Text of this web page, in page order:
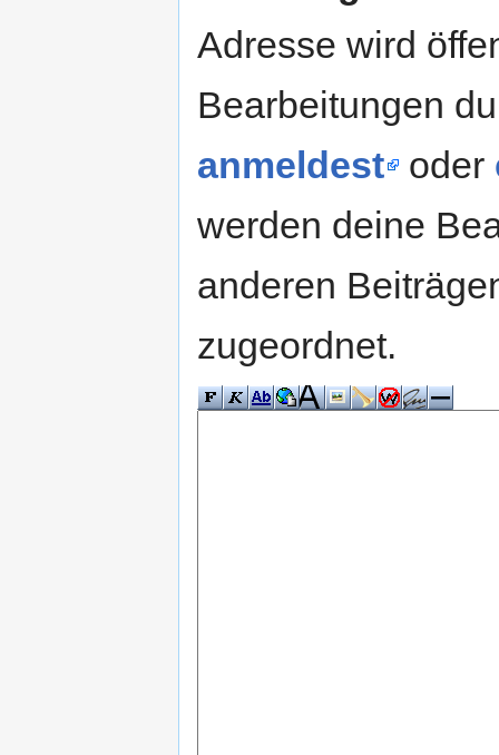
Adresse wird
Bearbeitungen
anmeldest
oder
werden deine
anderen
zugeordnet.